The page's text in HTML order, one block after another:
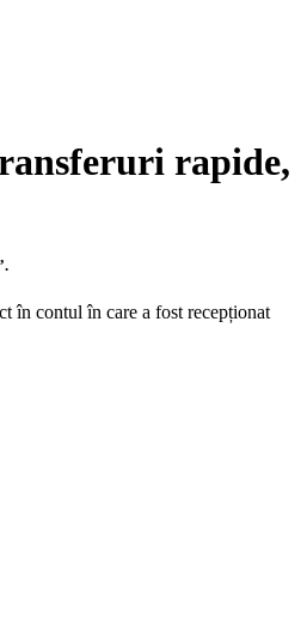
rapide,
în contul în care a fost recepționat